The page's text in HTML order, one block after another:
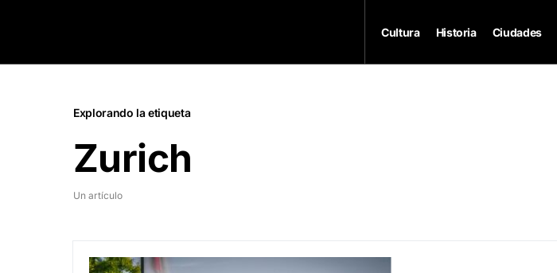
Cultura Historia Ciudades
Explorando la etiqueta
Zurich
Un artículo